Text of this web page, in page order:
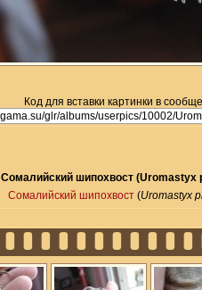
Код для вставки картинки в
Сомалийский шипохвост (Uromastyx
Сомалийский шипохвост (Uromastyx